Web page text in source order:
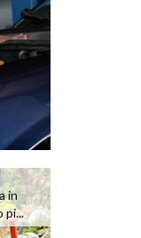
in
pi...